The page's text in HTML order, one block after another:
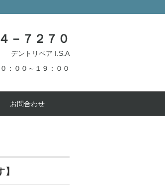
－７２７０
デントリペア I.S.A
：００～１９：００
お問合わせ